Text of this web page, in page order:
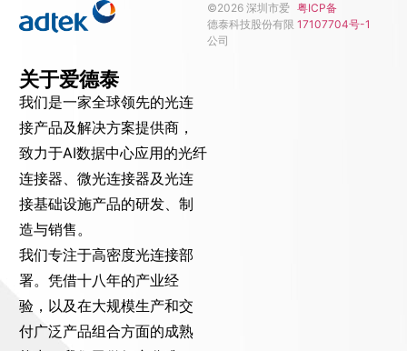
关于爱德泰
我们是一家全球领先的光连
接产品及解决方案提供商，
致力于AI数据中心应用的光纤
连接器、微光连接器及光连
接基础设施产品的研发、制
造与销售。
我们专注于高密度光连接部
署。凭借十八年的产业经
验，以及在大规模生产和交
付广泛产品组合方面的成熟
©2026 深圳市爱
德泰科技股份有限
公司
粤ICP备
17107704号-1